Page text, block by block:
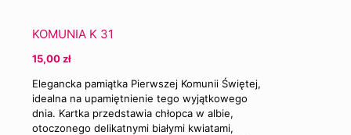
KOMUNIA K 31
15,00zł
Elegancka pamiątka Pierwszej Komunii Świętej,
idealna na upamiętnienie tego wyjątkowego
dnia. Kartka przedstawia chłopca w albie,
otoczonego delikatnymi białymi kwiatami,